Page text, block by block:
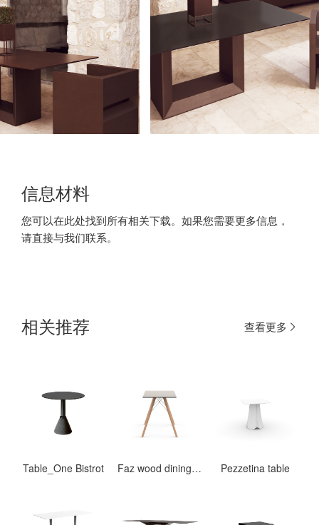
信息材料
您可以在此处找到所有相关下载。如果您需要更多信息，
请直接与我们联系。
相关推荐 查看更多
Table_One Bistrot Faz wood dining table Pezzetina table